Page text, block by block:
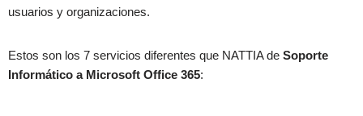
usuarios y organizaciones.
Estos son los 7 servicios diferentes que NATTIA de Soporte
Informático a Microsoft Office 365: